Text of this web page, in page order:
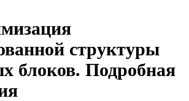
структуры
блоков. Подробная